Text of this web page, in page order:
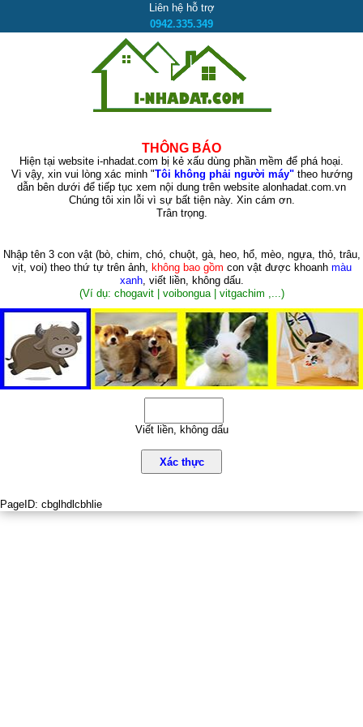
Liên hệ hỗ trợ
0942.335.349
THÔNG BÁO
Hiện tại website i-nhadat.com bị kẻ xấu dùng phần mềm để phá hoại.
Vì vậy, xin vui lòng xác minh "Tôi không phải người máy"theo hướng
dẫn bên dưới để tiếp tục xem nội dung trên website alonhadat.com.vn
Chúng tôi xin lỗi vì sự bất tiện này. Xin cám ơn.
Trân trọng.
Nhập tên 3 con vật (bò, chim, chó, chuột, gà, heo, hổ, mèo, ngựa, thỏ, trâu,
vịt, voi)theo thứ tự trên ảnh, không bao gồm con vật được khoanh màu
xanh, viết liền, không dấu.
(Ví dụ: chogavit | voibongua | vitgachim ,...)
Viết liền, không dấu
Xác thực
PageID: cbglhdlcbhlie